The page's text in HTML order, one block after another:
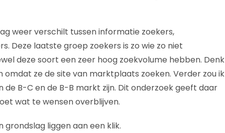
weer verschilt tussen informatie zoekers,
Deze laatste groep zoekers is zo wie zo niet
deze soort een zeer hoog zoekvolume hebben. Denk
omdat ze de site van marktplaats zoeken. Verder zou ik
de B-C en de B-B markt zijn. Dit onderzoek geeft daar
wat te wensen overblijven.
liggen aan een klik.